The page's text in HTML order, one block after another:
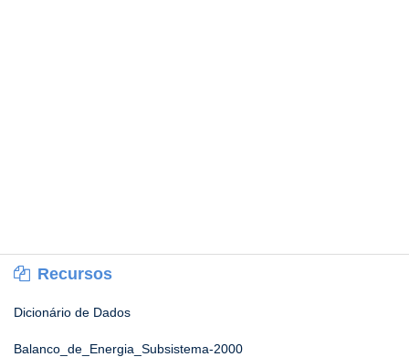
Recursos
Dicionário de Dados
Balanco_de_Energia_Subsistema-2000